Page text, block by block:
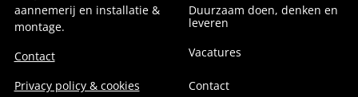
aannemerij en installatie &
montage.
Contact
Privacy policy & cookies
Duurzaam doen, denken en
leveren
Vacatures
Contact